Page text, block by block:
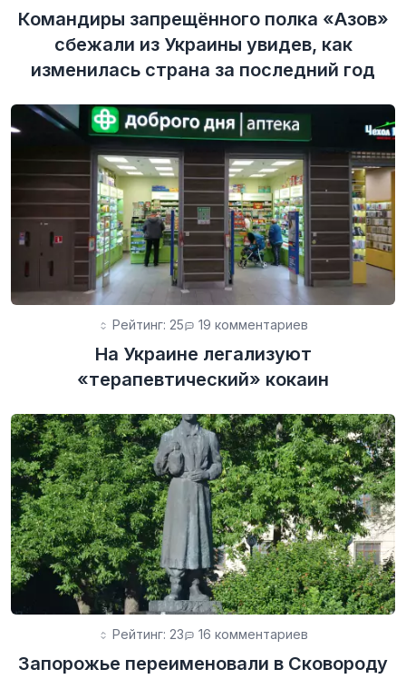
Командиры запрещённого полка «Азов»
сбежали из Украины увидев, как
изменилась страна за последний год
Рейтинг: 25 19 комментариев
На Украине легализуют
«терапевтический» кокаин
Рейтинг: 23 16 комментариев
Запорожье переименовали в Сковороду